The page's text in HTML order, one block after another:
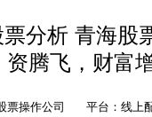
分析 青海股
资腾飞，财富
票操作公司 平台：线上